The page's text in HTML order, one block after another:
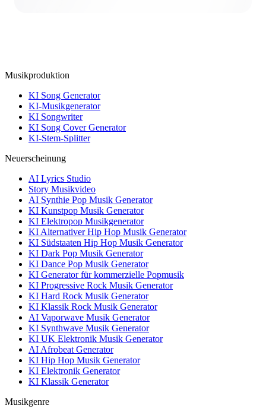
Musikproduktion
KI Song Generator
KI-Musikgenerator
KI Songwriter
KI Song Cover Generator
KI-Stem-Splitter
Neuerscheinung
AI Lyrics Studio
Story Musikvideo
AI Synthie Pop Musik Generator
KI Kunstpop Musik Generator
KI Elektropop Musikgenerator
KI Alternativer Hip Hop Musik Generator
KI Südstaaten Hip Hop Musik Generator
KI Dark Pop Musik Generator
KI Dance Pop Musik Generator
KI Generator für kommerzielle Popmusik
KI Progressive Rock Musik Generator
KI Hard Rock Musik Generator
KI Klassik Rock Musik Generator
AI Vaporwave Musik Generator
KI Synthwave Musik Generator
KI UK Elektronik Musik Generator
AI Afrobeat Generator
KI Hip Hop Musik Generator
KI Elektronik Generator
KI Klassik Generator
Musikgenre